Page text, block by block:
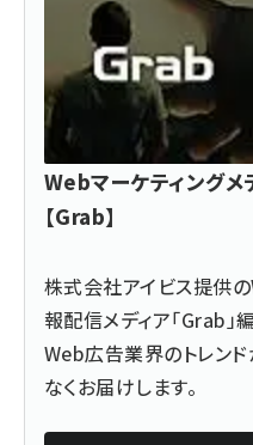
Webマーケティングメ
【Grab】
株式会社アイビス提供
報配信メディア「Grab」
Web広告業界のトレン
なくお届けします。